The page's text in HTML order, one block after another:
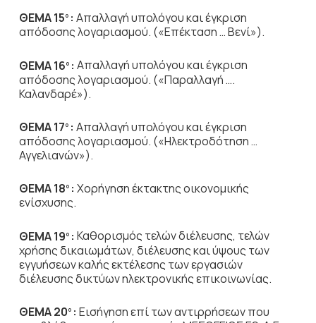
ΘΕΜΑ 15ο : Απαλλαγή υπολόγου και έγκριση
απόδοσης λογαριασμού. («Επέκταση … Βενί»).
ΘΕΜΑ 16ο : Απαλλαγή υπολόγου και έγκριση
απόδοσης λογαριασμού. («Παραλλαγή ….
Καλανδαρέ»).
ΘΕΜΑ 17ο : Απαλλαγή υπολόγου και έγκριση
απόδοσης λογαριασμού. («Ηλεκτροδότηση …
Αγγελιανών»).
ΘΕΜΑ 18ο : Χορήγηση έκτακτης οικονομικής
ενίσχυσης.
ΘΕΜΑ 19ο : Καθορισμός τελών διέλευσης, τελών
χρήσης δικαιωμάτων, διέλευσης και ύψους των
εγγυήσεων καλής εκτέλεσης των εργασιών
διέλευσης δικτύων ηλεκτρονικής επικοινωνίας.
ΘΕΜΑ 20ο : Εισήγηση επί των αντιρρήσεων που